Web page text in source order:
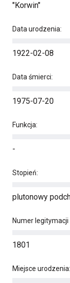
"Korwin"
Data urodzenia:
1922-02-08
Data śmierci:
1975-07-20
Funkcja:
-
Stopień:
plutonowy
Numer legitymacji
1801
Miejsce urodzenia: